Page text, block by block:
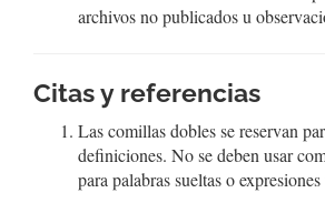
archivos no publicados u
Citas y referencias
Las comillas dobles se reservan
definiciones. No se deben usar
para palabras sueltas o expresiones